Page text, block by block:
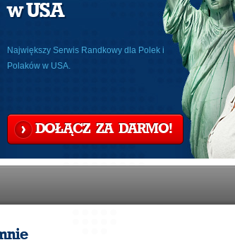
w USA
Największy Serwis Randkowy dla Polek i
Polaków w USA.
DOŁĄCZ ZA DARMO!